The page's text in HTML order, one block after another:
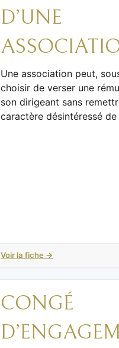
D’UNE
Une association peut,
choisir de verser une
son dirigeant sans
caractère désintéressé
Voir la fiche →
CONGÉ